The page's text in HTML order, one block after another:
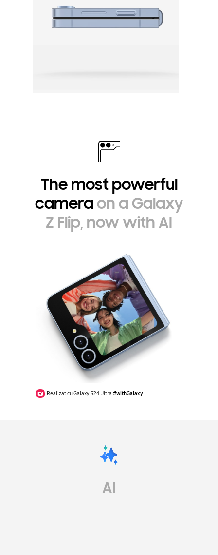
The most powerful
camera on a Galaxy
Z Flip, now with AI
Realizat cu Galaxy S24 Ultra #withGalaxy
AI